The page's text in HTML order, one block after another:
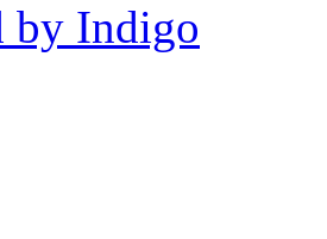
by Indigo